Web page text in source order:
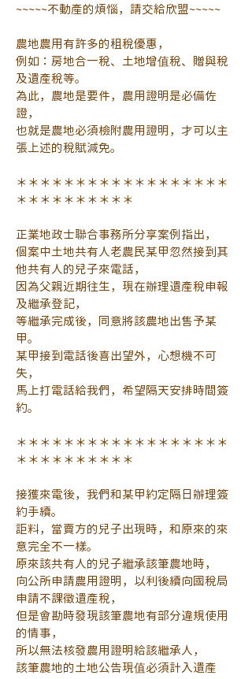
~~~~~不動產的煩惱，請交給欣盟~~~~~
農地農用有許多的租稅優惠，
例如：房地合一稅、土地增值稅、贈與稅
及遺產稅等。
為此，農地是要件，農用證明是必備佐
證，
也就是農地必須檢附農用證明，才可以主
張上述的稅賦減免。
＊＊＊＊＊＊＊＊＊＊＊＊＊＊＊＊＊＊
＊＊＊＊＊＊＊＊＊＊
正業地政士聯合事務所分享案例指出，
個案中土地共有人老農民某甲忽然接到其
他共有人的兒子來電話，
因為父親近期往生，現在辦理遺產稅申報
及繼承登記，
等繼承完成後，同意將該農地出售予某
甲。
某甲接到電話後喜出望外，心想機不可
失，
馬上打電話給我們，希望隔天安排時間簽
約。
＊＊＊＊＊＊＊＊＊＊＊＊＊＊＊＊＊＊
＊＊＊＊＊＊＊＊＊＊
接獲來電後，我們和某甲約定隔日辦理簽
約手續。
詎料，當賣方的兒子出現時，和原來的來
意完全不一樣。
原來該共有人的兒子繼承該筆農地時，
向公所申請農用證明，以利後續向國稅局
申請不課徵遺產稅，
但是會勘時發現該筆農地有部分違規使用
的情事，
所以無法核發農用證明給該繼承人，
該筆農地的土地公告現值必須計入遺產